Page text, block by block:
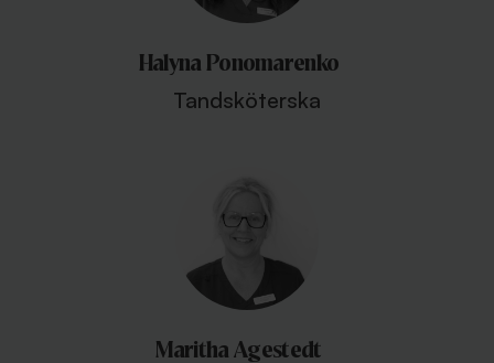
Halyna Ponomarenko
Tandsköterska
Maritha Agestedt